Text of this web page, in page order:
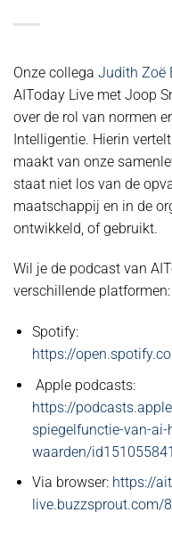
Onze collega Judith Zoë
AIToday Live met Joop
over de rol van normen
Intelligentie. Hierin
maakt van onze
staat niet los van de
maatschappij en in de
ontwikkeld, of gebruikt.
Wil je de podcast van
verschillende platformen:
Spotify:
https://
Apple podcasts:
https://
spiegelfunctie-van-ai-
waarden/
Via browser: https://